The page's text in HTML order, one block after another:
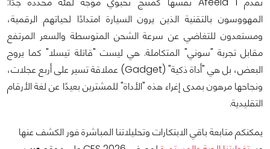
المهووسون بالتقنية الذين يرون السيارة امتدادًا لحياتهم الرقمية،
ومستعدون للتغاضي عن سرعة الشحن المتوسطة والسعر المرتفع
مقابل تجربة "سوني" المتكاملة. هي ليست "قاتلة تيسلا" كما يروج
البعض، بل هي "أداة ذكية" (Gadget) عملاقة تسير على أربع عجلات،
ونجاحها مرهون بمدى إغراء هذه "الأداة" للمشترين بعيدًا عن لغة الأرقام
التقليدية.
يمكنكم متابعة باقي الابتكارات وتحليلاتنا المباشرة فور الكشف عنها